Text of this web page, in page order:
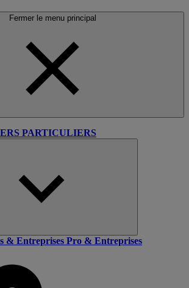
Fermer le menu principal
PARTICULIERS
& Entreprises Pro & Entreprises